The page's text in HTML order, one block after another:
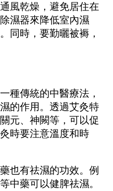
風乾燥，避免居住在
濕器來降低室內濕
同時，要勤曬被褥，
傳統的中醫療法，
的作用。透過艾灸特
元、神闕等，可以促
時要注意溫度和時
有祛濕的功效。例
中藥可以健脾祛濕。